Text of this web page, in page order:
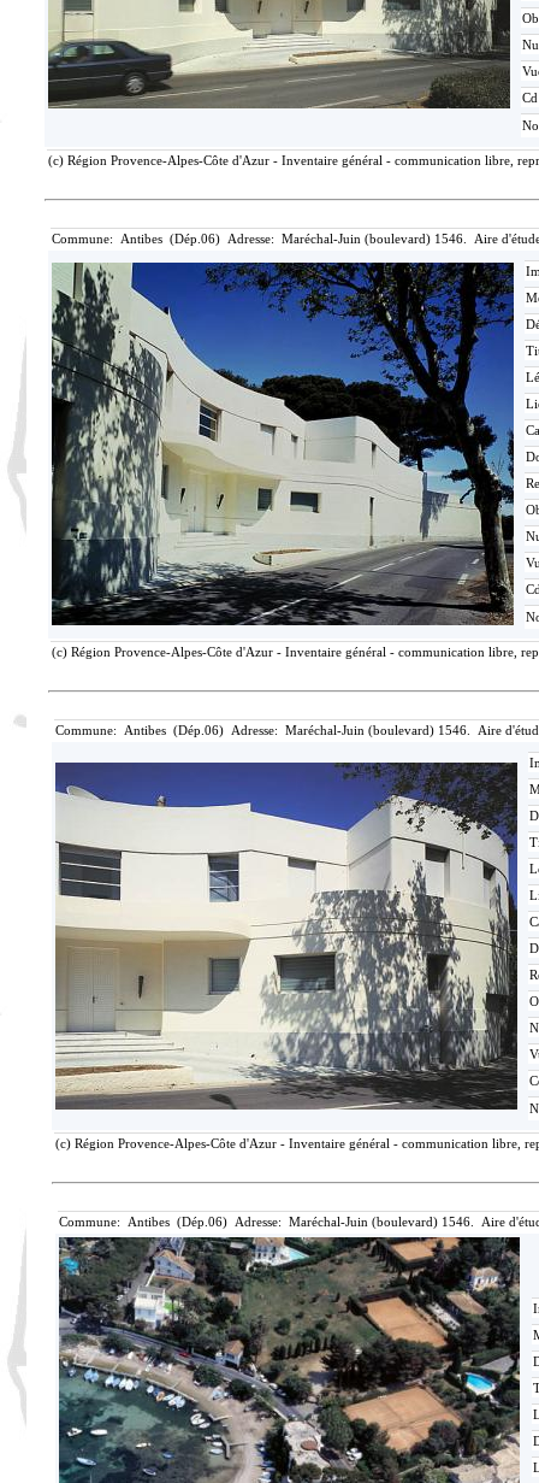
(c) Région Provence-Alpes-Côte d'Azur - Inventaire général - communication libre,
Commune: Antibes (Dép.06) Adresse: Maréchal-Juin (boulevard) 1546. Aire
(c) Région Provence-Alpes-Côte d'Azur - Inventaire général - communication libre,
Commune: Antibes (Dép.06) Adresse: Maréchal-Juin (boulevard) 1546. Aire
(c) Région Provence-Alpes-Côte d'Azur - Inventaire général - communication libre,
Commune: Antibes (Dép.06) Adresse: Maréchal-Juin (boulevard) 1546. Aire